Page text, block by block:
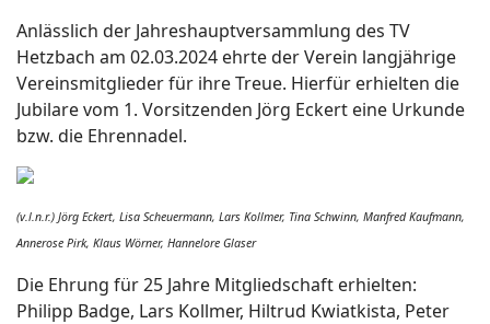
Anlässlich der Jahreshauptversammlung des TV
Hetzbach am 02.03.2024 ehrte der Verein langjährige
Vereinsmitglieder für ihre Treue. Hierfür erhielten die
Jubilare vom 1. Vorsitzenden Jörg Eckert eine Urkunde
bzw. die Ehrennadel.
(v.l.n.r.) Jörg Eckert, Lisa Scheuermann, Lars Kollmer, Tina Schwinn, Manfred Kaufmann,
Annerose Pirk, Klaus Wörner, Hannelore Glaser
Die Ehrung für 25 Jahre Mitgliedschaft erhielten:
Philipp Badge, Lars Kollmer, Hiltrud Kwiatkista, Peter